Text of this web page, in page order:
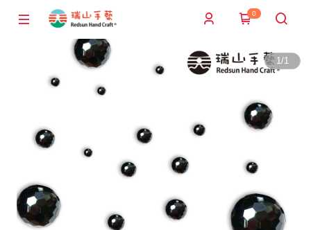
0
1/1